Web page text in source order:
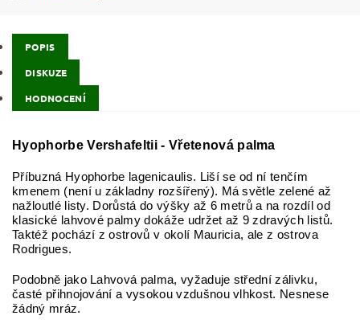
POPIS
DISKUZE
HODNOCENÍ
Hyophorbe Vershafeltii - Vřetenová palma
Příbuzná Hyophorbe lagenicaulis. Liší se od ní tenčím
kmenem (není u základny rozšířený). Má světle zelené až
nažloutlé listy. Dorůstá do výšky až 6 metrů a na rozdíl od
klasické lahvové palmy dokáže udržet až 9 zdravých listů.
Taktéž pochází z ostrovů v okolí Mauricia, ale z ostrova
Rodrigues.
Podobně jako Lahvová palma, vyžaduje střední zálivku,
časté přihnojování a vysokou vzdušnou vlhkost. Nesnese
žádný mráz.